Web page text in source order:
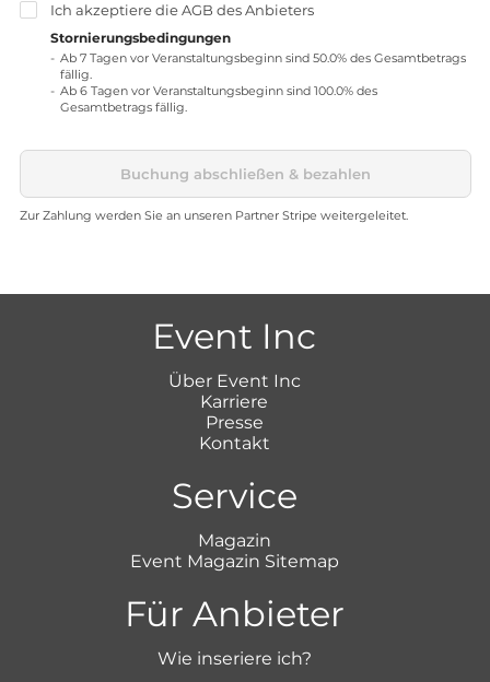
Ich akzeptiere dieAGB des Anbieters
Stornierungsbedingungen
Ab 7 Tagen vor Veranstaltungsbeginn sind 50.0% des Gesamtbetrags
fällig.
Ab 6 Tagen vor Veranstaltungsbeginn sind 100.0% des
Gesamtbetrags fällig.
Buchung abschließen & bezahlen
Zur Zahlung werden Sie an unseren Partner Stripe weitergeleitet.
Event Inc
Über Event Inc
Karriere
Presse
Kontakt
Service
Magazin
Event Magazin Sitemap
Für Anbieter
Wie inseriere ich?